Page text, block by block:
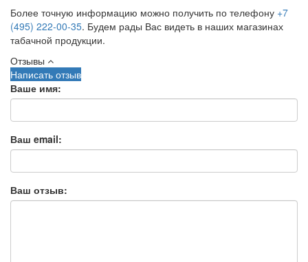
Более точную информацию можно получить по телефону +7
(495) 222-00-35. Будем рады Вас видеть в наших магазинах
табачной продукции.
Отзывы
Написать отзыв
Ваше имя:
Ваш email:
Ваш отзыв: